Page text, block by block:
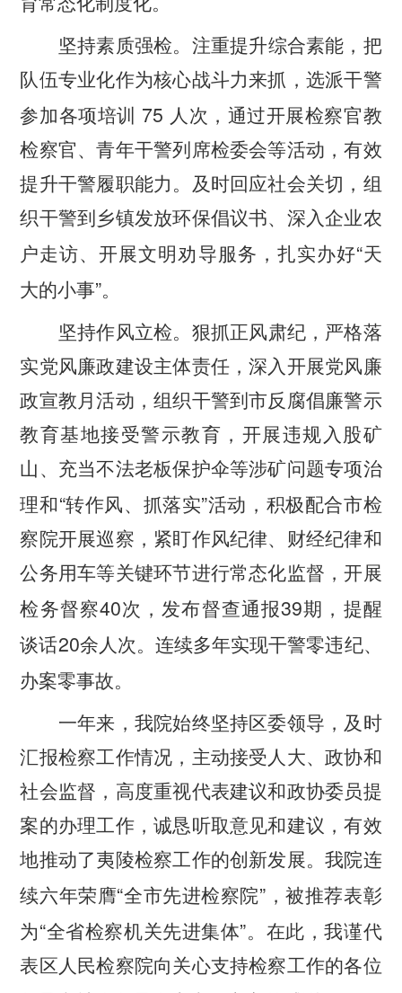
坚持素质强检。 注重提升综合素能，把
队伍专业化作为核心战斗力来抓，选派干警
参加各项培训 75 人次，通过开展检察官教
检察官、青年干警列席检委会等活动，有效
提升干警履职能力。及时回应社会关切，组
织干警到乡镇发放环保倡议书、深入企业农
户走访、开展文明劝导服务，扎实办好“天
大的小事”。
坚持作风立检。 狠抓正风肃纪，严格落
实党风廉政建设主体责任，深入开展党风廉
政宣教月活动，组织干警到市反腐倡廉警示
教育基地接受警示教育，开展违规入股矿
山、充当不法老板保护伞等涉矿问题专项治
理和“转作风、抓落实”活动，积极配合市检
察院开展巡察，紧盯作风纪律、财经纪律和
公务用车等关键环节进行常态化监督，开展
检务督察40次，发布督查通报39期，提醒
谈话20余人次。连续多年实现干警零违纪、
办案零事故。
一年来，我院始终坚持区委领导，及时
汇报检察工作情况，主动接受人大、政协和
社会监督，高度重视代表建议和政协委员提
案的办理工作，诚恳听取意见和建议，有效
地推动了夷陵检察工作的创新发展。我院连
续六年荣膺“全市先进检察院” ，被推荐表彰
为“全省检察机关先进集体”。在此，我谨代
表区人民检察院向关心支持检察工作的各位